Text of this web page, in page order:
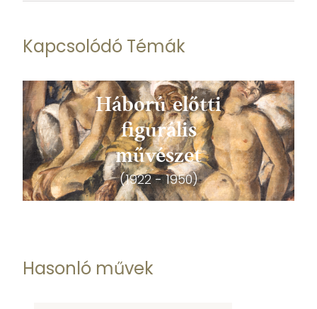
Kapcsolódó Témák
Háború előtti
figurális
művészet
(1922 - 1950)
Hasonló művek